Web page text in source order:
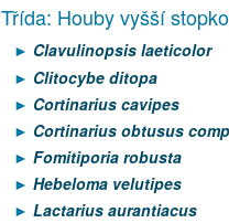
Třída: Houby vyšší
Clavulinopsis laeticolor
Clitocybe ditopa
Cortinarius cavipes
Cortinarius obtusus
Fomitiporia robusta
Hebeloma velutipes
Lactarius aurantiacus